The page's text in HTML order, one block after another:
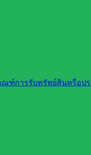
ฑ์การรับทรัพย์สินหรือป